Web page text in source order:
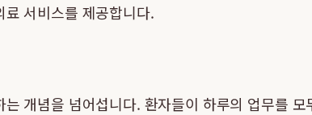
료 서비스를 제공합니다.
개념을 넘어섭니다. 환자들이 하루의 업무를